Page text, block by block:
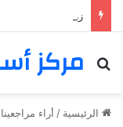
زراعة الأسنان
مركز
بحث عن
الرئيسية / أراء